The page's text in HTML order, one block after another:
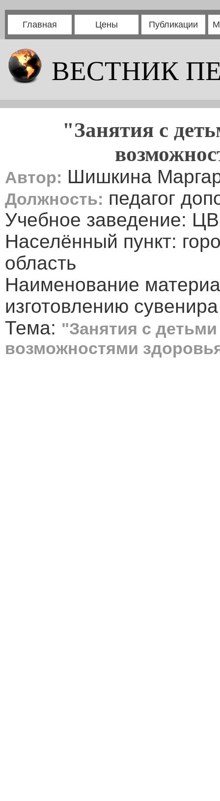
Главная Цены Публикации
ВЕСТНИК
"Занятия с
Автор: Шишкина
Должность: педагог
Учебное заведение:
Населённый пункт:
область
Наименование
изготовлению
Тема: "Занятия с
возможностями